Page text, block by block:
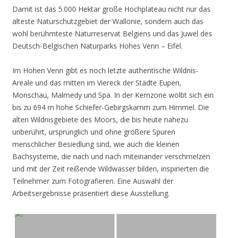
Damit ist das 5.000 Hektar große Hochplateau nicht nur das
älteste Naturschutzgebiet der Wallonie, sondern auch das
wohl berühmteste Naturreservat Belgiens und das Juwel des
Deutsch-Belgischen Naturparks Hohes Venn – Eifel.
Im Hohen Venn gibt es noch letzte authentische Wildnis-
Areale und das mitten im Viereck der Städte Eupen,
Monschau, Malmedy und Spa. In der Kernzone wölbt sich ein
bis zu 694 m hohe Schiefer-Gebirgskamm zum Himmel. Die
alten Wildnisgebiete des Moors, die bis heute nahezu
unberührt, ursprünglich und ohne größere Spuren
menschlicher Besiedlung sind, wie auch die kleinen
Bachsysteme, die nach und nach miteinander verschmelzen
und mit der Zeit reißende Wildwasser bilden, inspirierten die
Teilnehmer zum Fotografieren. Eine Auswahl der
Arbeitsergebnisse präsentiert diese Ausstellung.